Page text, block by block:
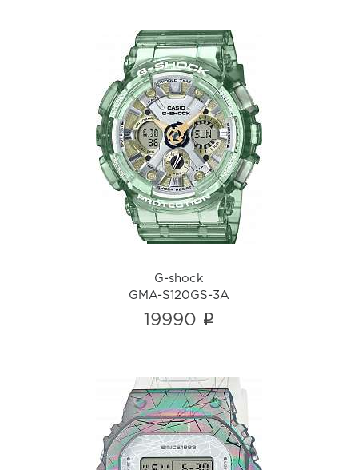
G-shock
GMA-S120GS-3A
i
G-shock
GMA-S120GS-3A
19990 i